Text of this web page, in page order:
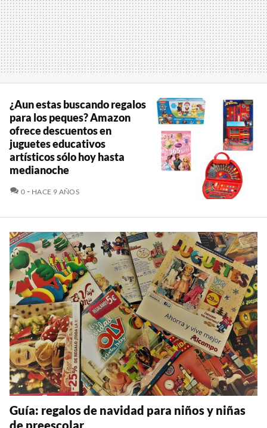
¿Aun estas buscando regalos
para los peques? Amazon
ofrece descuentos en
juguetes educativos
artísticos sólo hoy hasta
medianoche
0 COMENTARIOS
HACE 9 AÑOS
Guía: regalos de navidad para niños y niñas